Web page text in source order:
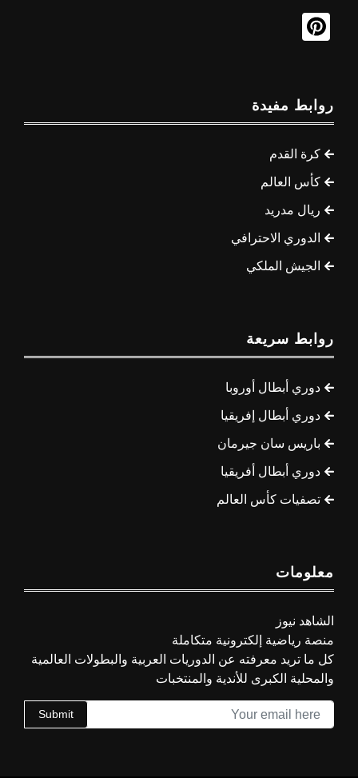
روابط مفيدة
كرة القدم
كأس العالم
ريال مدريد
الدوري الاحترافي
الجيش الملكي
روابط سريعة
دوري أبطال أوروبا
دوري أبطال إفريقيا
باريس سان جيرمان
دوري أبطال أفريقيا
تصفيات كأس العالم
معلومات
الشاهد نيوز
منصة رياضية إلكترونية متكاملة
كل ما تريد معرفته عن الدوريات العربية والبطولات العالمية
والمحلية الكبرى للأندية والمنتخبات
Submit